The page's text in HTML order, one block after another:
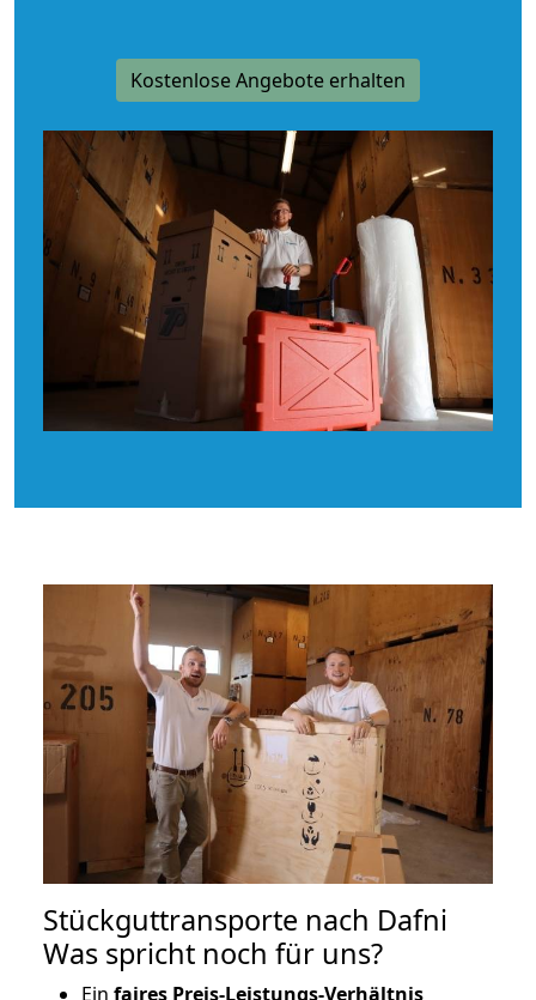
Kostenlose Angebote erhalten
Stückguttransporte nach Dafni
Was spricht noch für uns?
Ein faires Preis-Leistungs-Verhältnis